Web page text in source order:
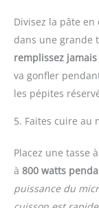
Divisez la pâte
dans une grande
remplissez
va gonfler
les pépites
5. Faites cuire au
Placez une tasse
à 800 watts
puissance du